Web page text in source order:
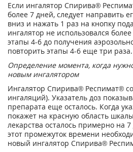
Если ингалятор Спирива®
более 7 дней, следует направить
вниз и нажать 1 раз на кнопку
ингалятор не использовался
этапы 4-6 до получения
повторить этапы 4-6 еще три раза.
Определение момента, когда
новым ингалятором
Ингалятор Спирива® Респимат®
ингаляций). Указатель доз
препарата еще осталось. Когда
покажет на красную область
лекарства осталось примерно на
этот промежуток времени
новый ингалятор Спирива®